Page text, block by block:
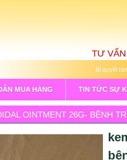
TƯ
Bí quyết
MUA HÀNG TIN TỨC SỰ
OINTMENT 26G- BỆNH